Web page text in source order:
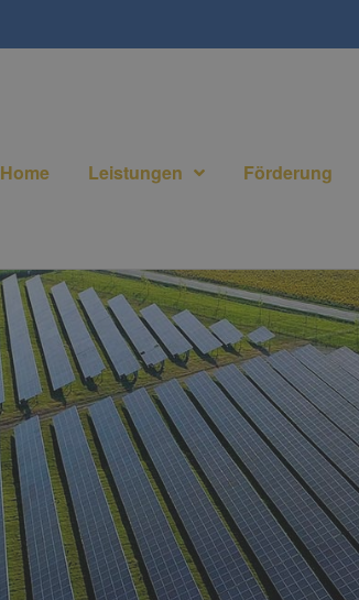
Home Leistungen Förderung